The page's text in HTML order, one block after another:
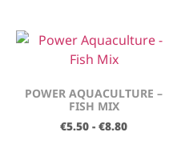
POWER AQUACULTURE –
FISH MIX
€5.50 - €8.80